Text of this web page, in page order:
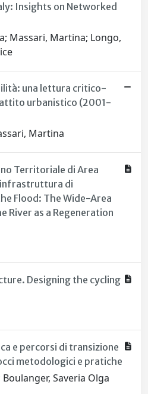
Insights on Networked
Massari, Martina; Longo,
una lettura critico-
urbanistico (2001-
Martina
Territoriale di Area
infrastruttura di
Flood: The Wide-Area
River as a Regeneration
Designing the cycling
e percorsi di transizione
metodologici e pratiche
Saveria Olga